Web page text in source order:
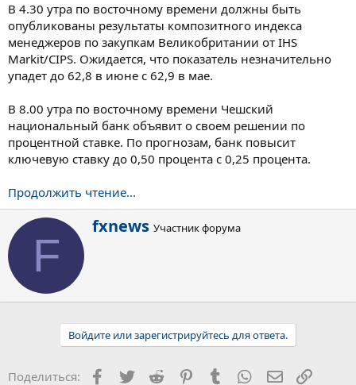
В 4.30 утра по восточному времени должны быть
опубликованы результаты композитного индекса
менеджеров по закупкам Великобритании от IHS
Markit/CIPS. Ожидается, что показатель незначительно
упадет до 62,8 в июне с 62,9 в мае.
В 8.00 утра по восточному времени Чешский
национальный банк объявит о своем решении по
процентной ставке. По прогнозам, банк повысит
ключевую ставку до 0,50 процента с 0,25 процента.
Продолжить чтение...
F
А
в
fxnews Участник форума
Войдите или зарегистрируйтесь для ответа.
Поделиться: Facebook
Twitter Reddit PinterestTumblr WhatsApp